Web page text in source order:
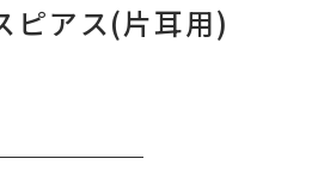
ピアス(片耳用)